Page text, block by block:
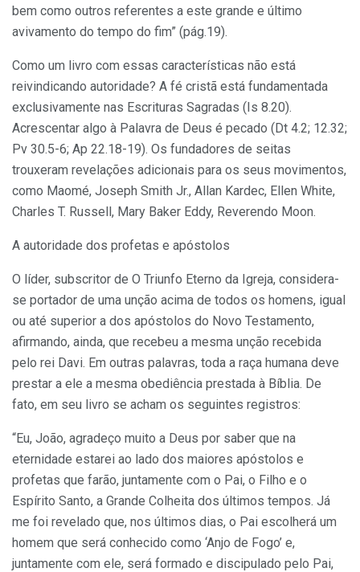
bem como outros referentes a este grande e último
avivamento do tempo do fim” (pág.19).
Como um livro com essas características não está
reivindicando autoridade? A fé cristã está fundamentada
exclusivamente nas Escrituras Sagradas (Is 8.20).
Acrescentar algo à Palavra de Deus é pecado (Dt 4.2; 12.32;
Pv 30.5-6; Ap 22.18-19). Os fundadores de seitas
trouxeram revelações adicionais para os seus movimentos,
como Maomé, Joseph Smith Jr., Allan Kardec, Ellen White,
Charles T. Russell, Mary Baker Eddy, Reverendo Moon.
A autoridade dos profetas e apóstolos
O líder, subscritor de O Triunfo Eterno da Igreja, considera-
se portador de uma unção acima de todos os homens, igual
ou até superior a dos apóstolos do Novo Testamento,
afirmando, ainda, que recebeu a mesma unção recebida
pelo rei Davi. Em outras palavras, toda a raça humana deve
prestar a ele a mesma obediência prestada à Bíblia. De
fato, em seu livro se acham os seguintes registros:
“Eu, João, agradeço muito a Deus por saber que na
eternidade estarei ao lado dos maiores apóstolos e
profetas que farão, juntamente com o Pai, o Filho e o
Espírito Santo, a Grande Colheita dos últimos tempos. Já
me foi revelado que, nos últimos dias, o Pai escolherá um
homem que será conhecido como ‘Anjo de Fogo’ e,
juntamente com ele, será formado e discipulado pelo Pai,